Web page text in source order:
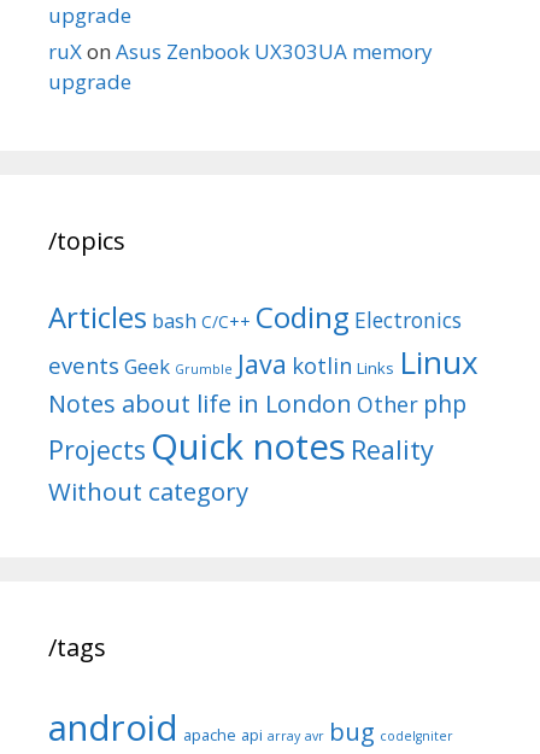
upgrade
ruXon Asus Zenbook UX303UA memory
upgrade
/topics
Articles bash C/C++ Coding Electronics
events Geek Grumble Java kotlin Links Linux
Notes about life in London Other php
Projects Quick notes Reality
Without category
/tags
android apache api array avr bug codeIgniter